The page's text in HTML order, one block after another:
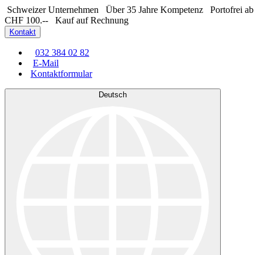
Schweizer Unternehmen Über 35 Jahre Kompetenz
Portofrei ab
CHF 100.--
Kauf auf Rechnung
Kontakt
032 384 02 82
E-Mail
Kontaktformular
Deutsch